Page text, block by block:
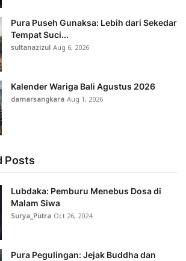
Pura Puseh Gunaksa: Lebih dari Sekedar
Tempat Suci...
sultanazizulAug 6, 2026
Kalender Wariga Bali Agustus 2026
damarsangkaraAug 1, 2026
Posts
Lubdaka: Pemburu Menebus Dosa di
Malam Siwa
Surya_Putra Oct 26, 2024
Pura Pegulingan: Jejak Buddha dan